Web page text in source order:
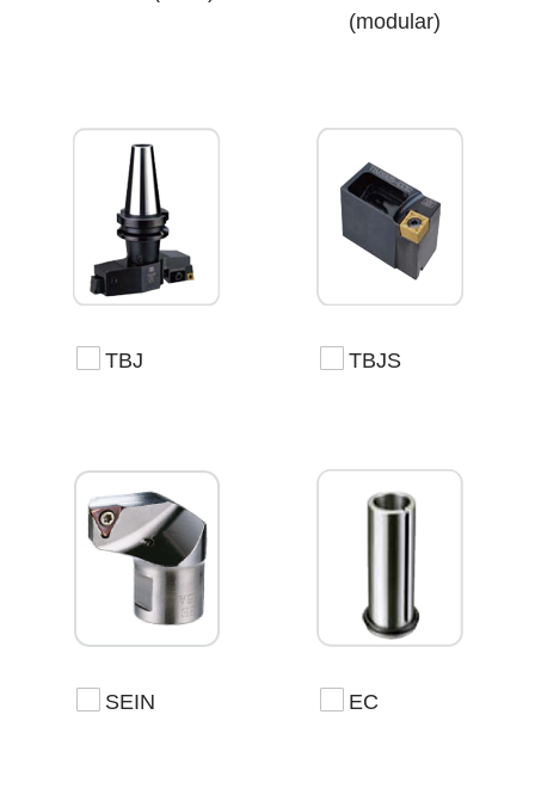
(modular)
TBJ TBJS
SEIN EC